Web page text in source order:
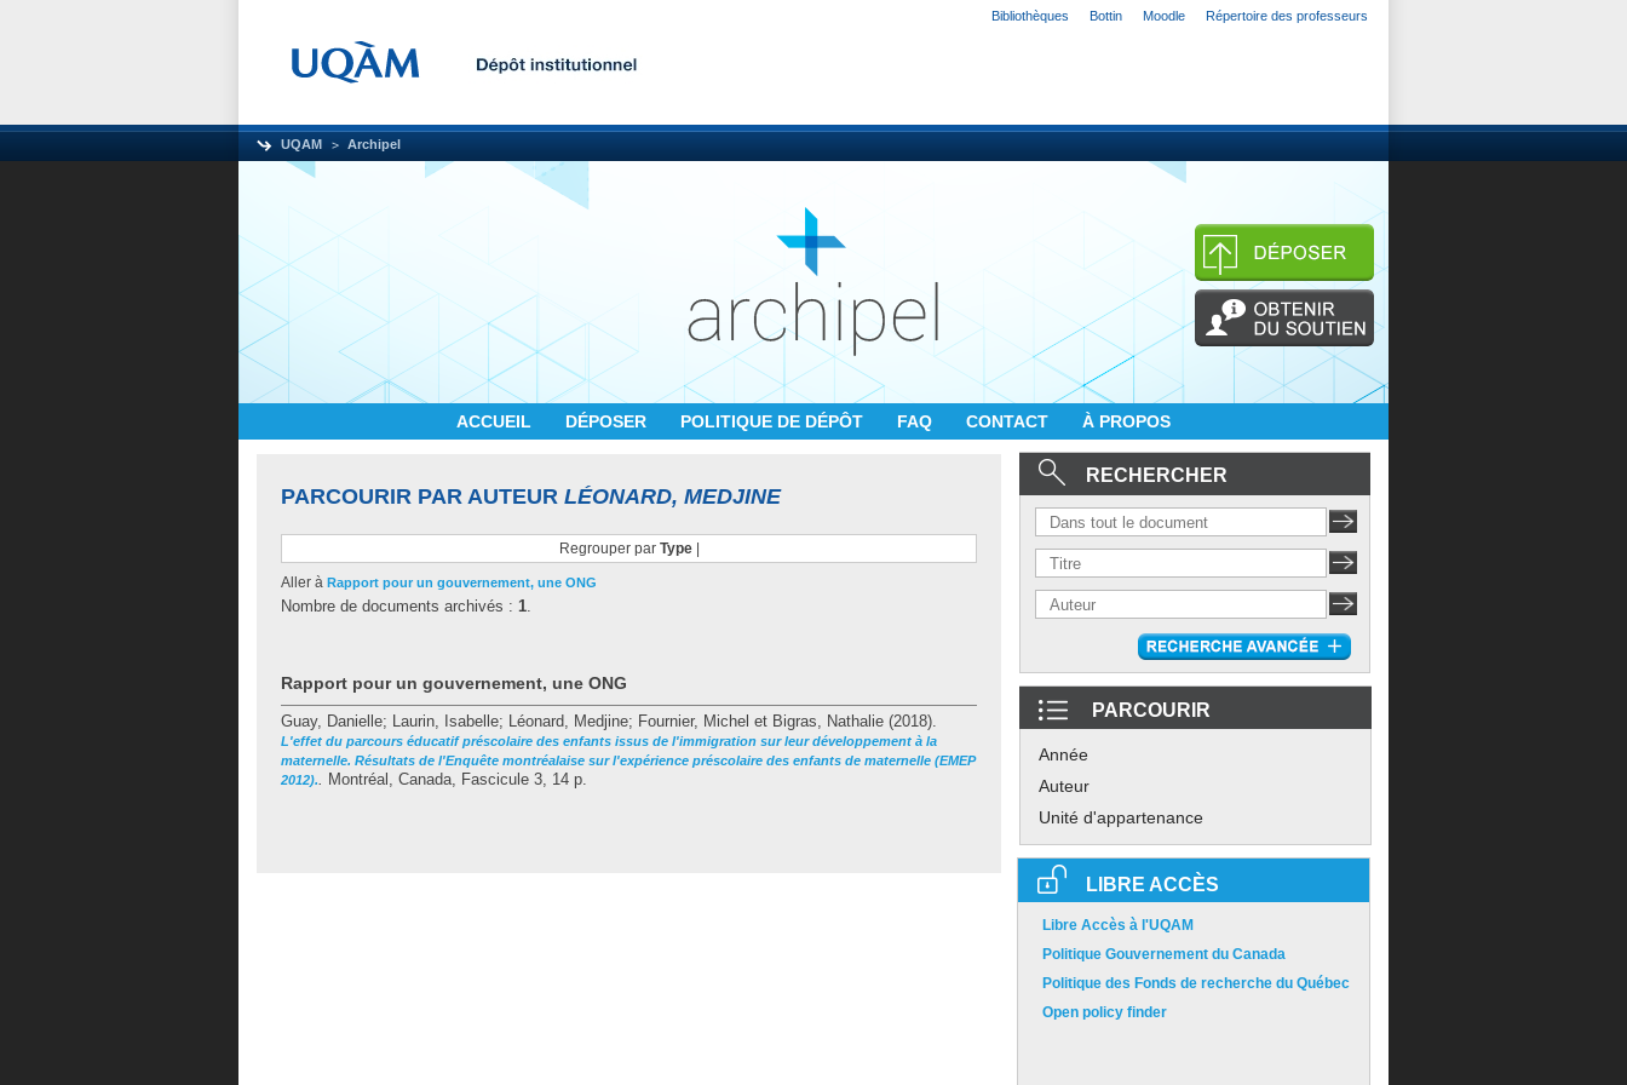
Bibliothèques Bottin Moodle Répertoire des professeurs
UQAM Archipel
ACCUEIL DÉPOSER POLITIQUE DE DÉPÔT FAQ CONTACT À PROPOS
PARCOURIR PAR AUTEUR LÉONARD, MEDJINE
Regrouper par Type|
Aller à Rapport pour un gouvernement, une ONG
Nombre de documents archivés : 1.
Rapport pour un gouvernement, une ONG
Guay, Danielle; Laurin, Isabelle; Léonard, Medjine; Fournier, Michel et Bigras, Nathalie (2018).
L'effet du parcours éducatif préscolaire des enfants issus de l'immigration sur leur développement à la
maternelle. Résultats de l'Enquête montréalaise sur l'expérience préscolaire des enfants de maternelle (EMEP
2012).. Montréal, Canada, Fascicule 3, 14 p.
RECHERCHER
PARCOURIR
Année
Auteur
Unité d'appartenance
LIBRE ACCÈS
Libre Accès à l'UQAM
Politique Gouvernement du Canada
Politique des Fonds de recherche du Québec
Open policy finder